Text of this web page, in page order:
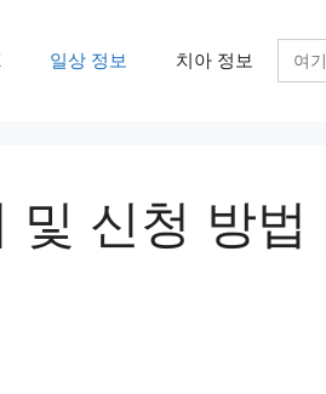
일상 정보 치아 정보
검
색:
및 신청 방법